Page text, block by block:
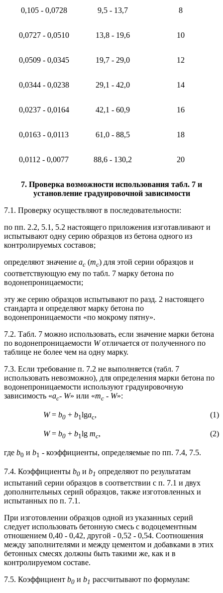
0,105 - 0,0728 9,5 - 13,7 8
0,0727 - 0,0510 13,8 - 19,6 10
0,0509 - 0,0345 19,7 - 29,0 12
0,0344 - 0,0238 29,1 - 42,0 14
0,0237 - 0,0164 42,1 - 60,9 16
0,0163 - 0,0113 61,0 - 88,5 18
0,0112 - 0,0077 88,6 - 130,2 20
7. Проверка возможности использования табл. 7 и
установление градуировочной зависимости
7.1. Проверку осуществляют в последовательности:
по пп. 2.2, 5.1, 5.2 настоящего приложения изготавливают и
испытывают одну серию образцов из бетона одного из
контролируемых составов;
определяют значение аc (mc) для этой серии образцов и
соответствующую ему по табл. 7 марку бетона по
водонепроницаемости;
эту же серию образцов испытывают по разд. 2 настоящего
стандарта и определяют марку бетона по
водонепроницаемости «по мокрому пятну».
7.2. Табл. 7 можно использовать, если значение марки бетона
по водонепроницаемости Wотличается от полученного по
таблице не более чем на одну марку.
7.3. Если требование п. 7.2 не выполняется (табл. 7
использовать невозможно), для определения марки бетона по
водонепроницаемости используют градуировочную
зависимость «аc- W» или «mc - W»:
W= b0 + b1 lgac, (1)
W= b0 + b1lg mc, (2)
где b0 и b1 - коэффициенты, определяемые по пп. 7.4, 7.5.
7.4. Коэффициенты b0 и b1 определяют по результатам
испытаний серии образцов в соответствии с п. 7.1 и двух
дополнительных серий образцов, также изготовленных и
испытанных по п. 7.1.
При изготовлении образцов одной из указанных серий
следует использовать бетонную смесь с водоцементным
отношением 0,40 - 0,42, другой - 0,52 - 0,54. Соотношения
между заполнителями и между цементом и добавками в этих
бетонных смесях должны быть такими же, как и в
контролируемом составе.
7.5. Коэффициент b0 и b1 рассчитывают по формулам: